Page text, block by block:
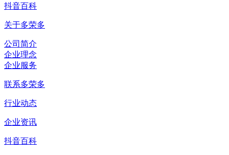
抖音百科
关于多荣多
公司简介
企业理念
企业服务
联系多荣多
行业动态
企业资讯
抖音百科